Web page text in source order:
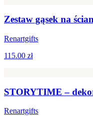
Zestaw gąsek na
Renartgifts
115.00 zł
STORYTIME –
Renartgifts